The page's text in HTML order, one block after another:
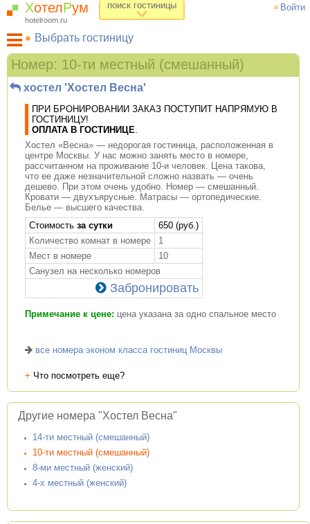
Войти
ХотелРум
hotelroom.ru
поиск гостиницы
Выбрать гостиницу
Гостиницы на карте Москвы
Гостиницы по метро
ХотелРум рекомендует
Номер: 10-ти местный (смешанный)
хостел 'Хостел Весна'
ПРИ БРОНИРОВАНИИ ЗАКАЗ ПОСТУПИТ НАПРЯМУЮ В
ГОСТИНИЦУ!
ОПЛАТА В ГОСТИНИЦЕ.
Хостел «Весна» — недорогая гостиница, расположенная в
центре Москвы. У нас можно занять место в номере,
рассчитанном на проживание 10-и человек. Цена такова,
что ее даже незначительной сложно назвать — очень
дешево. При этом очень удобно. Номер — смешанный.
Кровати — двухъярусные. Матрасы — ортопедические.
Белье — высшего качества.
Cтоимость за сутки
650 (руб.)
Количество комнат в номере
1
Мест в номере
10
Санузел на несколько номеров
Забронировать
Примечание к цене: цена указана за одно спальное место
все номера эконом класса гостиниц Москвы
+ Что посмотреть еще?
Другие номера "Хостел Весна"
14-ти местный (смешанный)
10-ти местный (смешанный)
8-ми местный (женский)
4-х местный (женский)